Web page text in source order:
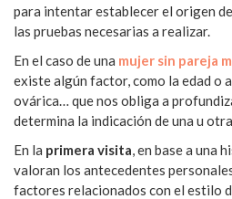
para intentar establecer el origen
las pruebas necesarias a realizar.
En el caso de una mujer sin pareja
existe algún factor, como la edad o
ovárica… que nos obliga a
determina la indicación de una u
En la primera visita, en base a una
valoran los antecedentes
factores relacionados con el estilo